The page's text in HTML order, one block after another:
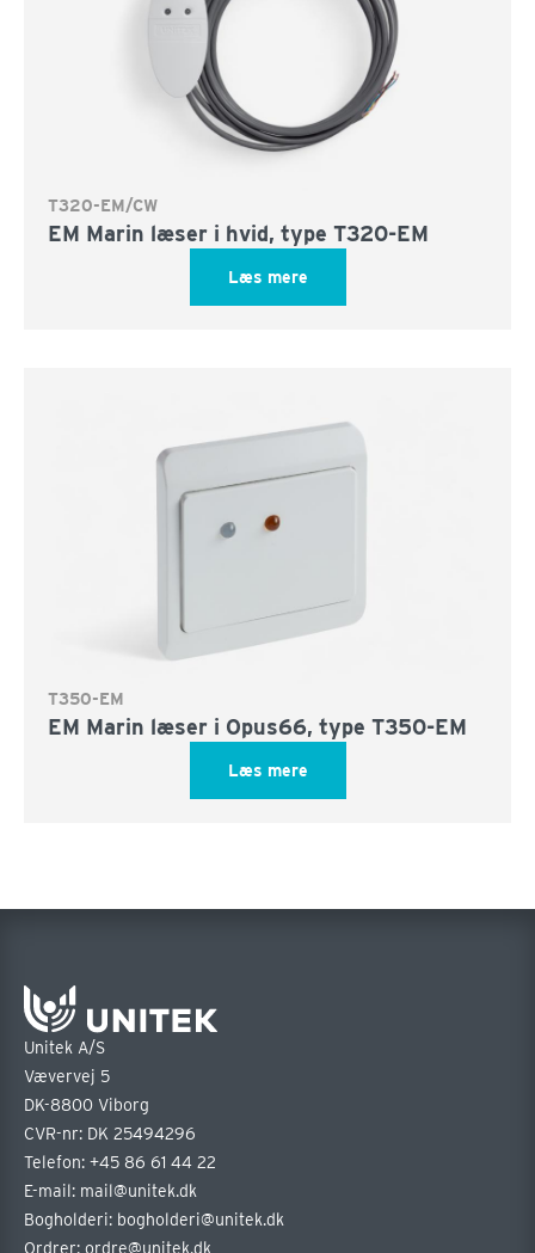
T320-EM/CW
EM Marin læser i hvid, type T320-EM
Læs mere
T350-EM
EM Marin læser i Opus66, type T350-EM
Læs mere
Unitek A/S
Vævervej 5
DK-8800 Viborg
CVR-nr: DK 25494296
Telefon: +45 86 61 44 22
E-mail: mail@unitek.dk
Bogholderi: bogholderi@unitek.dk
Ordrer: ordre@unitek.dk